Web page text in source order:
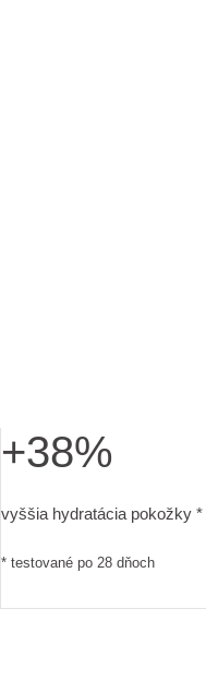
+38%
vyššia hydratácia pokožky *
* testované po 28 dňoch